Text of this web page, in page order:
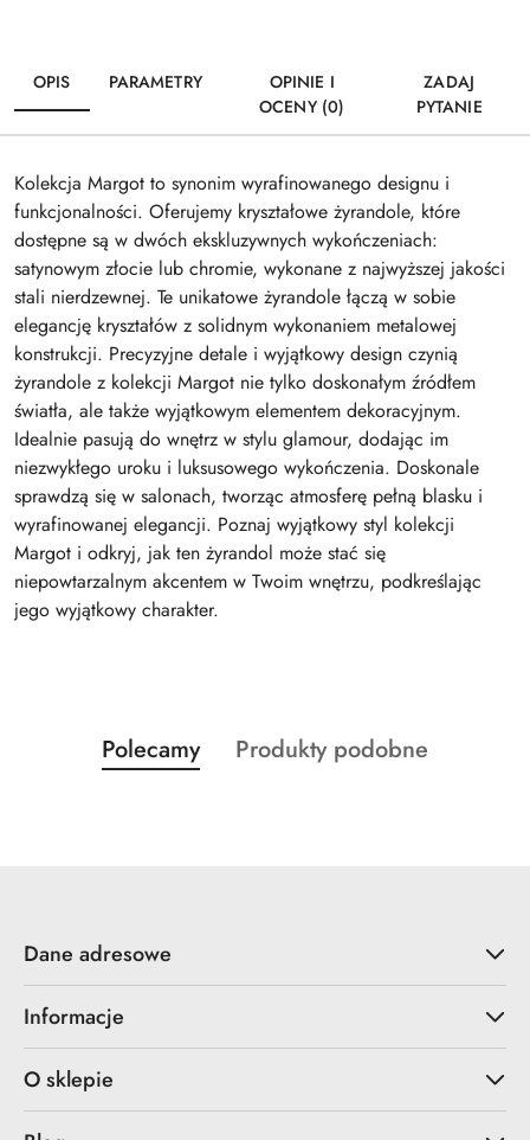
OPIS PARAMETRY
OPINIE I
OCENY (0)
ZADAJ
PYTANIE
Kolekcja Margot to synonim wyrafinowanego designu i
funkcjonalności. Oferujemy kryształowe żyrandole, które
dostępne są w dwóch ekskluzywnych wykończeniach:
satynowym złocie lub chromie, wykonane z najwyższej jakości
stali nierdzewnej. Te unikatowe żyrandole łączą w sobie
elegancję kryształów z solidnym wykonaniem metalowej
konstrukcji. Precyzyjne detale i wyjątkowy design czynią
żyrandole z kolekcji Margot nie tylko doskonałym źródłem
światła, ale także wyjątkowym elementem dekoracyjnym.
Idealnie pasują do wnętrz w stylu glamour, dodając im
niezwykłego uroku i luksusowego wykończenia. Doskonale
sprawdzą się w salonach, tworząc atmosferę pełną blasku i
wyrafinowanej elegancji. Poznaj wyjątkowy styl kolekcji
Margot i odkryj, jak ten żyrandol może stać się
niepowtarzalnym akcentem w Twoim wnętrzu, podkreślając
jego wyjątkowy charakter.
Pomiń karuzelę produktów
Produkty
o
Polecamy
Produkty
Produkty podobne
Dane adresowe
Informacje
O sklepie